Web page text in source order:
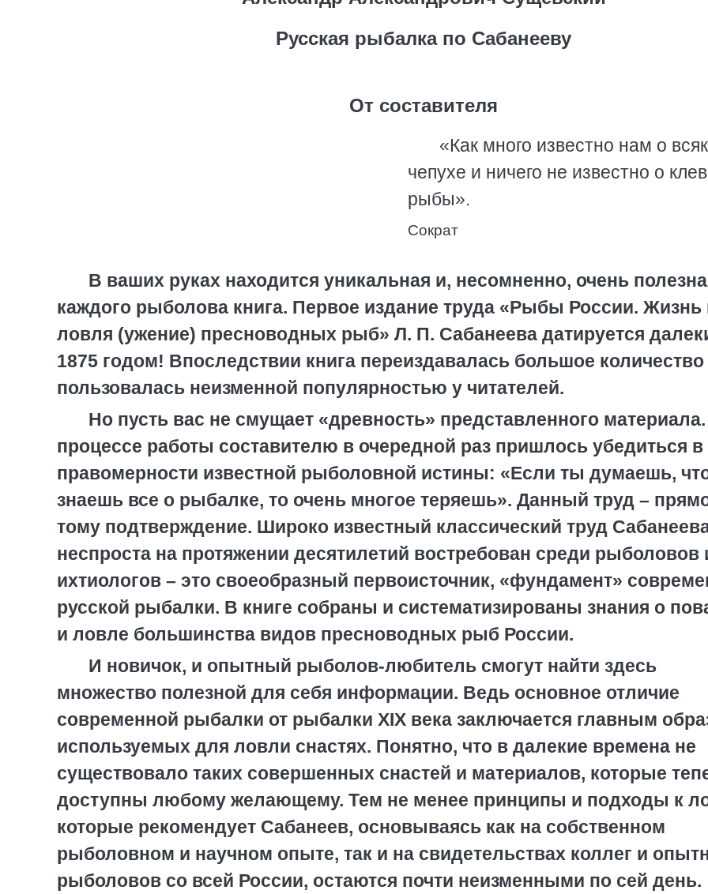
Русская рыбалка по Сабанееву
От составителя
«Как много известно нам о
чепухе и ничего не известно о
рыбы».
Сократ
В ваших руках находится уникальная и, несомненно, очень
каждого рыболова книга. Первое издание труда «Рыбы России. Жизнь
ловля (ужение) пресноводных рыб» Л. П. Сабанеева датируется
1875 годом! Впоследствии книга переиздавалась большое количество
пользовалась неизменной популярностью у читателей.
Но пусть вас не смущает «древность» представленного
процессе работы составителю в очередной раз пришлось убедиться в
правомерности известной рыболовной истины: «Если ты думаешь,
знаешь все о рыбалке, то очень многое теряешь». Данный труд –
тому подтверждение. Широко известный классический труд
неспроста на протяжении десятилетий востребован среди рыболовов
ихтиологов – это своеобразный первоисточник, «фундамент»
русской рыбалки. В книге собраны и систематизированы знания о
и ловле большинства видов пресноводных рыб России.
И новичок, и опытный рыболов-любитель смогут найти здесь
множество полезной для себя информации. Ведь основное отличие
современной рыбалки от рыбалки XIX века заключается главным
используемых для ловли снастях. Понятно, что в далекие времена не
существовало таких совершенных снастей и материалов, которые
доступны любому желающему. Тем не менее принципы и подходы к
которые рекомендует Сабанеев, основываясь как на собственном
рыболовном и научном опыте, так и на свидетельствах коллег и
рыболовов со всей России, остаются почти неизменными по сей день.